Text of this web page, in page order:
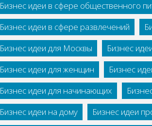
Бизнес идеи в сфере общественного
Бизнес идеи в сфере развлечений
Бизнес идеи для Москвы
Бизнес
Бизнес идеи для женщин
Бизнес
Бизнес идеи для начинающих
Бизнес идеи на дому
Бизнес идеи